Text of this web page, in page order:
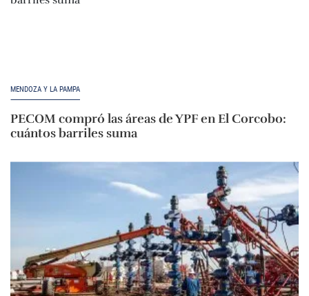
MENDOZA Y LA PAMPA
PECOM compró las áreas de YPF en El Corcobo:
cuántos barriles suma